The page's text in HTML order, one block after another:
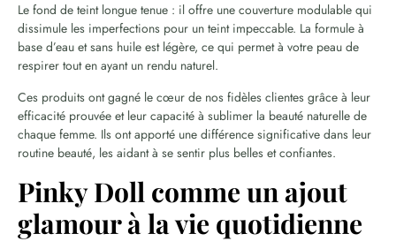
Le fond de teint longue tenue : il offre une couverture modulable qui
dissimule les imperfections pour un teint impeccable. La formule à
base d’eau et sans huile est légère, ce qui permet à votre peau de
respirer tout en ayant un rendu naturel.
Ces produits ont gagné le cœur de nos fidèles clientes grâce à leur
efficacité prouvée et leur capacité à sublimer la beauté naturelle de
chaque femme. Ils ont apporté une différence significative dans leur
routine beauté, les aidant à se sentir plus belles et confiantes.
Pinky Doll comme un ajout
glamour à la vie quotidienne